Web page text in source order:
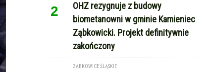
2
OHZ rezygnuje z budowy
biometanowni w gminie Kamieniec
Ząbkowicki. Projekt definitywnie
zakończony
ZĄBKOWICE ŚLĄSKIE